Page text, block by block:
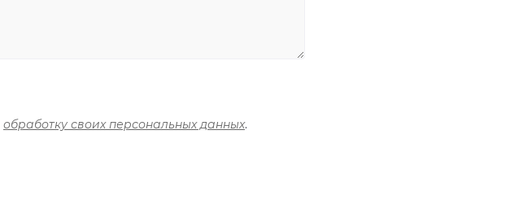
обработку своих персональных данных.